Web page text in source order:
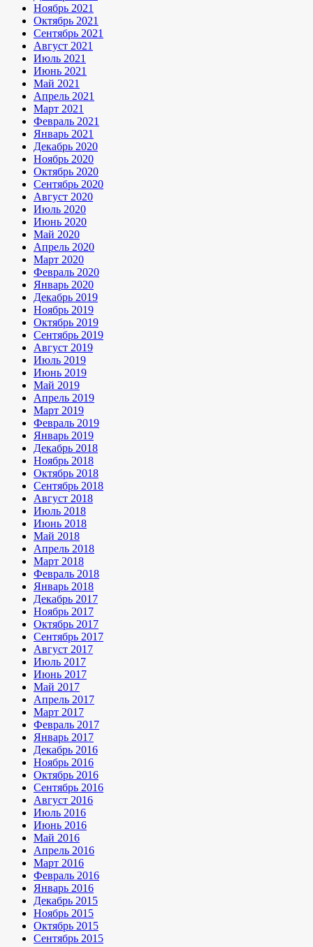
Ноябрь 2021
Октябрь 2021
Сентябрь 2021
Август 2021
Июль 2021
Июнь 2021
Май 2021
Апрель 2021
Март 2021
Февраль 2021
Январь 2021
Декабрь 2020
Ноябрь 2020
Октябрь 2020
Сентябрь 2020
Август 2020
Июль 2020
Июнь 2020
Май 2020
Апрель 2020
Март 2020
Февраль 2020
Январь 2020
Декабрь 2019
Ноябрь 2019
Октябрь 2019
Сентябрь 2019
Август 2019
Июль 2019
Июнь 2019
Май 2019
Апрель 2019
Март 2019
Февраль 2019
Январь 2019
Декабрь 2018
Ноябрь 2018
Октябрь 2018
Сентябрь 2018
Август 2018
Июль 2018
Июнь 2018
Май 2018
Апрель 2018
Март 2018
Февраль 2018
Январь 2018
Декабрь 2017
Ноябрь 2017
Октябрь 2017
Сентябрь 2017
Август 2017
Июль 2017
Июнь 2017
Май 2017
Апрель 2017
Март 2017
Февраль 2017
Январь 2017
Декабрь 2016
Ноябрь 2016
Октябрь 2016
Сентябрь 2016
Август 2016
Июль 2016
Июнь 2016
Май 2016
Апрель 2016
Март 2016
Февраль 2016
Январь 2016
Декабрь 2015
Ноябрь 2015
Октябрь 2015
Сентябрь 2015